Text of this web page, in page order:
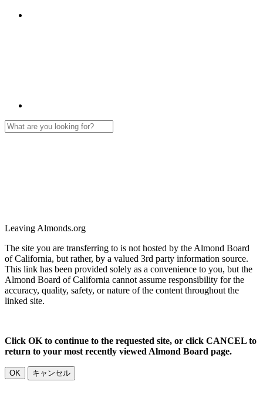
Leaving Almonds.org
The site you are transferring to is not hosted by the Almond Board
of California, but rather, by a valued 3rd party information source.
This link has been provided solely as a convenience to you, but the
Almond Board of California cannot assume responsibility for the
accuracy, quality, safety, or nature of the content throughout the
linked site.
Click OK to continue to the requested site, or click CANCEL to
return to your most recently viewed Almond Board page.
OK キャンセル